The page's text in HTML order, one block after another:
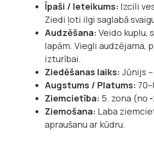
Īpaši / Ieteikums: Izcili
Ziedi ļoti ilgi saglabā
Audzēšana: Veido kuplu,
lapām. Viegli audzējama,
izturībai.
Ziedēšanas laiks: Jūnijs
Augstums / Platums:
Ziemcietība: 5. zona (no
Ziemošana: Laba
apraušanu ar kūdru.